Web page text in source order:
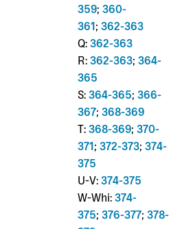
359; 360-
361 ; 362-363
Q: 362-363
R: 362-363; 364-
365
S: 364-365; 366-
367; 368-369
T: 368-369; 370-
371 ; 372-373; 374-
375
U-V: 374-375
W-Whi: 374-
375; 376-377; 378-